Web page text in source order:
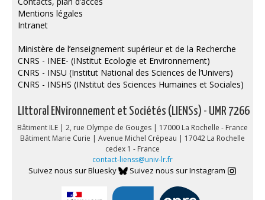
Mentions légales
Intranet
Ministère de l’enseignement supérieur et de la Recherche
CNRS - INEE- (INstitut Ecologie et Environnement)
CNRS - INSU (Institut National des Sciences de l’Univers)
CNRS - INSHS (INstitut des Sciences Humaines et Sociales)
LIttoral ENvironnement et Sociétés (LIENSs) - UMR 7266
Bâtiment ILE | 2, rue Olympe de Gouges | 17000 La Rochelle - France
Bâtiment Marie Curie | Avenue Michel Crépeau | 17042 La Rochelle
cedex 1 - France
contact-lienss@univ-lr.fr
Suivez nous sur Bluesky Suivez nous sur Instagram